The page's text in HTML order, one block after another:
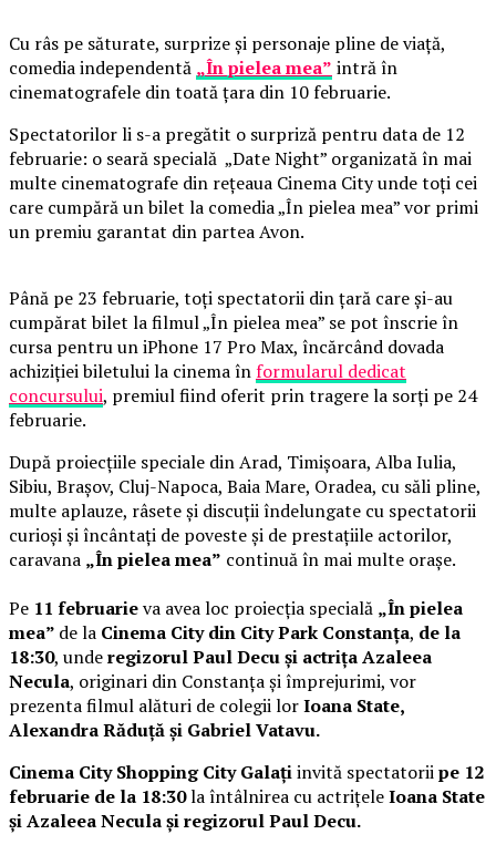
Cu râs pe săturate, surprize și personaje pline de viață,
comedia independentă „În pielea mea” intră în
cinematografele din toată țara din 10 februarie.
Spectatorilor li s-a pregătit o surpriză pentru data de 12
februarie: o seară specială „Date Night” organizată în mai
multe cinematografe din rețeaua Cinema City unde toți cei
care cumpără un bilet la comedia „În pielea mea” vor primi
un premiu garantat din partea Avon.
Până pe 23 februarie, toți spectatorii din țară care și-au
cumpărat bilet la filmul „În pielea mea” se pot înscrie în
cursa pentru un iPhone 17 Pro Max, încărcând dovada
achiziției biletului la cinema înformularul dedicat
concursului, premiul fiind oferit prin tragere la sorți pe 24
februarie.
După proiecțiile speciale din Arad, Timișoara, Alba Iulia,
Sibiu, Brașov, Cluj-Napoca, Baia Mare, Oradea, cu săli pline,
multe aplauze, râsete și discuții îndelungate cu spectatorii
curioși și încântați de poveste și de prestațiile actorilor,
caravana „În pielea mea” continuă în mai multe orașe.
Pe 11 februarieva avea loc proiecția specială „În pielea
mea” de la Cinema City din City Park Constanța, de la
18:30, underegizorul Paul Decu și actrița Azaleea
Necula, originari din Constanța și împrejurimi, vor
prezenta filmul alături de colegii lorIoana State,
Alexandra Răduță și Gabriel Vatavu.
Cinema City Shopping City Galațiinvită spectatoriipe 12
februarie de la 18:30la întâlnirea cu actrițeleIoana State
și Azaleea Necula și regizorul Paul Decu.